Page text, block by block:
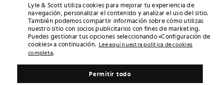
Lyle & Scott utiliza cookies para mejorar tu experiencia de
navegación, personalizar el contenido y analizar el uso del sitio.
También podemos compartir información sobre cómo utilizas
nuestro sitio con socios publicitarios con fines de marketing.
Puedes gestionar tus opciones seleccionando «Configuración de
cookies» a continuación. Lee aquí nuestra política de cookies
completa.
Permitir todo